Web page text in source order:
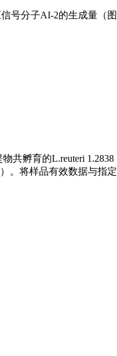
号分子AI-2的生成量（图
共孵育的L.reuteri 1.2838
。将样品有效数据与指定